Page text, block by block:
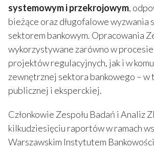
systemowym i przekrojowym,
bieżące oraz długofalowe wyzwania
sektorem bankowym. Opracowania
wykorzystywane zarówno w
projektów regulacyjnych, jak i w
zewnętrznej sektora bankowego – w
publicznej i eksperckiej.
Członkowie Zespołu Badań i Analiz
kilkudziesięciu raportów w ramach
Warszawskim Instytutem